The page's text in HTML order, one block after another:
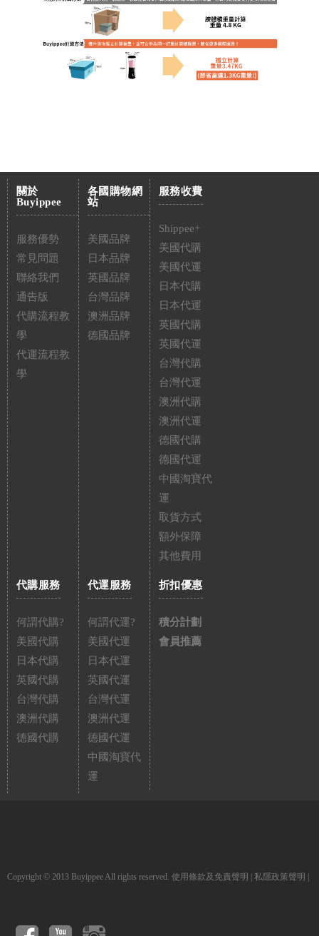
關於
Buyippee
服務優勢
常見問題
聯絡我們
通告版
代購流程教
學
代運流程教
學
各國購物網
站
美國品牌
日本品牌
英國品牌
台灣品牌
澳洲品牌
德國品牌
服務收費
Shippee+
美國代購
美國代運
日本代購
日本代運
英國代購
英國代運
台灣代購
台灣代運
澳洲代購
澳洲代運
德國代購
德國代運
中國淘寶代
運
取貨方式
額外保障
其他費用
代購服務
何謂代購?
美國代購
日本代購
英國代購
台灣代購
澳洲代購
德國代購
代運服務
何謂代運?
美國代運
日本代運
英國代運
台灣代運
澳洲代運
德國代運
中國淘寶代
運
折扣優惠
積分計劃
會員推薦
Copyright © 2013 Buyippee All rights reserved. 使用條款及免責聲明 私隱政策聲明